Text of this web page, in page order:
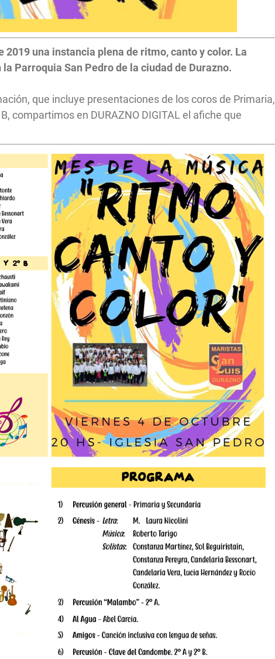
2019 una instancia plena de ritmo, canto y color. La
Parroquia San Pedro de la ciudad de Durazno.
que incluye presentaciones de los coros de Primaria,
compartimos en DURAZNO DIGITAL el afiche que